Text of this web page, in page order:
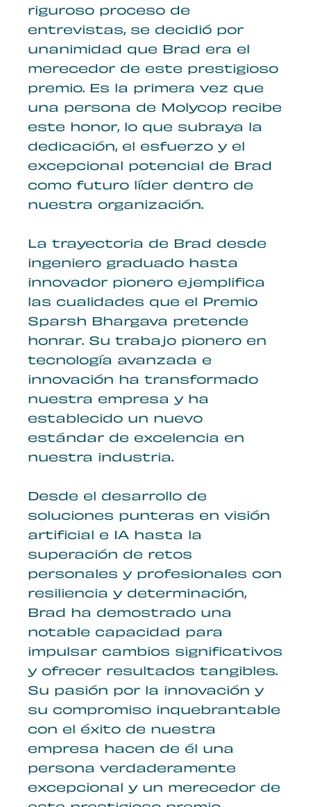
riguroso proceso de
entrevistas, se decidió por
unanimidad que Brad era el
merecedor de este prestigioso
premio. Es la primera vez que
una persona de Molycop recibe
este honor, lo que subraya la
dedicación, el esfuerzo y el
excepcional potencial de Brad
como futuro líder dentro de
nuestra organización.
La trayectoria de Brad desde
ingeniero graduado hasta
innovador pionero ejemplifica
las cualidades que el Premio
Sparsh Bhargava pretende
honrar. Su trabajo pionero en
tecnología avanzada e
innovación ha transformado
nuestra empresa y ha
establecido un nuevo
estándar de excelencia en
nuestra industria.
Desde el desarrollo de
soluciones punteras en visión
artificial e IA hasta la
superación de retos
personales y profesionales con
resiliencia y determinación,
Brad ha demostrado una
notable capacidad para
impulsar cambios significativos
y ofrecer resultados tangibles.
Su pasión por la innovación y
su compromiso inquebrantable
con el éxito de nuestra
empresa hacen de él una
persona verdaderamente
excepcional y un merecedor de